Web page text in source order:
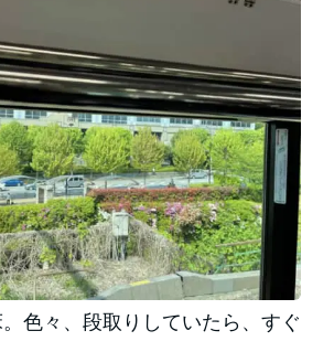
色々、段取りしていたら、すぐ